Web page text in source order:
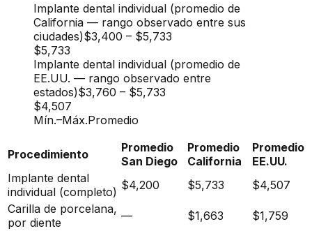
Implante dental individual (promedio de
California — rango observado entre sus
ciudades)$3,400 – $5,733
$5,733
Implante dental individual (promedio de
EE.UU. — rango observado entre
estados)$3,760 – $5,733
$4,507
Mín.–Máx.Promedio
Procedimiento
Promedio
San Diego
Promedio
California
Promedio
EE.UU.
Implante dental
individual (completo) $4,200 $5,733
$4,507
Carilla de porcelana,
por diente
— $1,663
$1,759